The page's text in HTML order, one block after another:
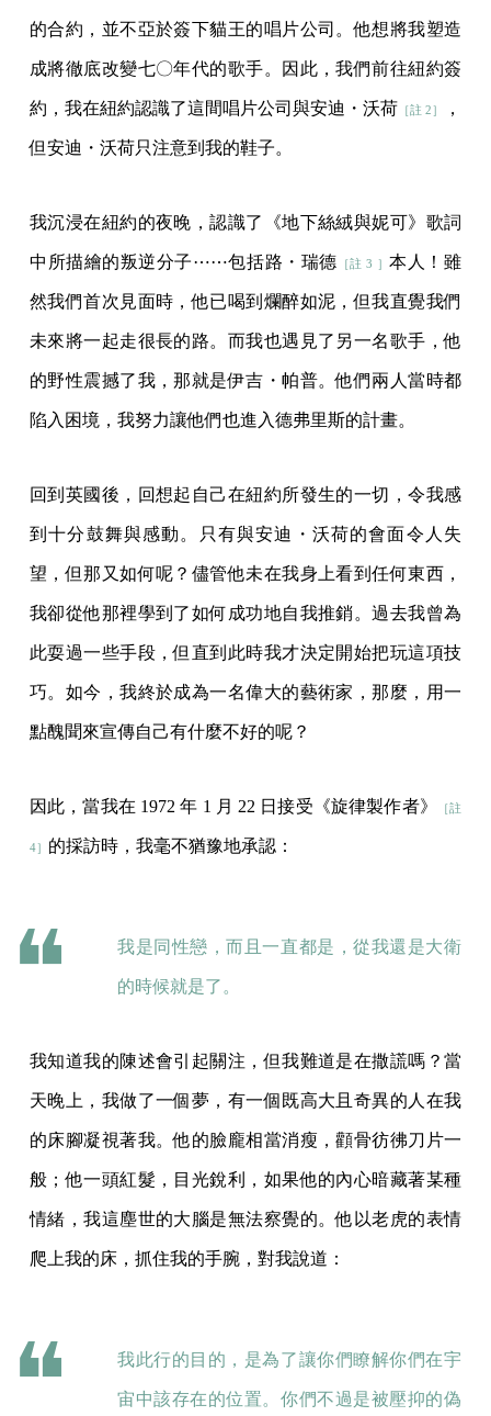
的合約，並不亞於簽下貓王的唱片公司。他想將我塑造
成將徹底改變七〇年代的歌手。因此，我們前往紐約簽
約，我在紐約認識了這間唱片公司與安迪・沃荷 ［註 2］ ，
但安迪・沃荷只注意到我的鞋子。
我沉浸在紐約的夜晚，認識了《地下絲絨與妮可》歌詞
中所描繪的叛逆分子⋯⋯包括路・瑞德 ［註 3 ］本人！雖
然我們首次見面時，他已喝到爛醉如泥，但我直覺我們
未來將一起走很長的路。而我也遇見了另一名歌手，他
的野性震撼了我，那就是伊吉・帕普。他們兩人當時都
陷入困境，我努力讓他們也進入德弗里斯的計畫。
回到英國後，回想起自己在紐約所發生的一切，令我感
到十分鼓舞與感動。只有與安迪・沃荷的會面令人失
望，但那又如何呢？儘管他未在我身上看到任何東西，
我卻從他那裡學到了如何成功地自我推銷。過去我曾為
此耍過一些手段，但直到此時我才決定開始把玩這項技
巧。如今，我終於成為一名偉大的藝術家，那麼，用一
點醜聞來宣傳自己有什麼不好的呢？
因此，當我在 1972 年 1 月 22 日接受《旋律製作者》 ［註
4］ 的採訪時，我毫不猶豫地承認：
我是同性戀，而且一直都是，從我還是大衛
的時候就是了。
我知道我的陳述會引起關注，但我難道是在撒謊嗎？當
天晚上，我做了一個夢，有一個既高大且奇異的人在我
的床腳凝視著我。他的臉龐相當消瘦，顴骨彷彿刀片一
般；他一頭紅髮，目光銳利，如果他的內心暗藏著某種
情緒，我這塵世的大腦是無法察覺的。他以老虎的表情
爬上我的床，抓住我的手腕，對我說道：
我此行的目的，是為了讓你們瞭解你們在宇
宙中該存在的位置。你們不過是被壓抑的偽